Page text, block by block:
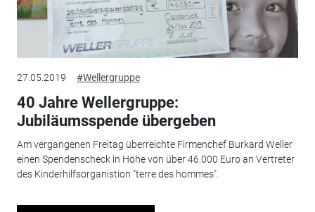
27.05.2019 #Wellergruppe
40 Jahre Wellergruppe:
Jubiläumsspende übergeben
Am vergangenen Freitag überreichte Firmenchef Burkard Weller
einen Spendenscheck in Höhe von über 46.000 Euro an Vertreter
des Kinderhilfsorganistion "terre des hommes".